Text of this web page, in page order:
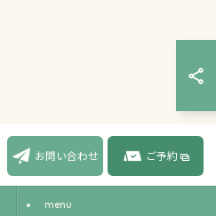
お問い合わせ ご予約
menu